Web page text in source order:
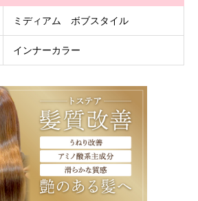
ミディアム ボブスタイル
インナーカラー